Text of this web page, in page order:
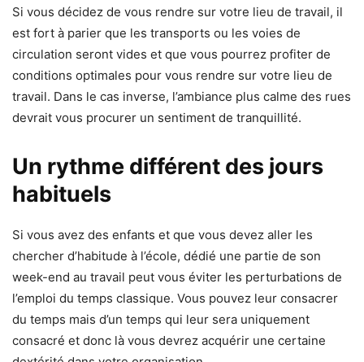
Si vous décidez de vous rendre sur votre lieu de travail, il
est fort à parier que les transports ou les voies de
circulation seront vides et que vous pourrez profiter de
conditions optimales pour vous rendre sur votre lieu de
travail. Dans le cas inverse, l’ambiance plus calme des rues
devrait vous procurer un sentiment de tranquillité.
Un rythme différent des jours
habituels
Si vous avez des enfants et que vous devez aller les
chercher d’habitude à l’école, dédié une partie de son
week-end au travail peut vous éviter les perturbations de
l’emploi du temps classique. Vous pouvez leur consacrer
du temps mais d’un temps qui leur sera uniquement
consacré et donc là vous devrez acquérir une certaine